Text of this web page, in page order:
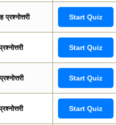
प्रश्नोत्तरी Start Quiz
Start Quiz
Start Quiz
Start Quiz